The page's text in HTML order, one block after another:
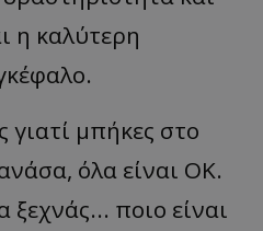
η καλύτερη
γιατί μπήκες στο
όλα είναι ΟΚ.
ξεχνάς... ποιο είναι